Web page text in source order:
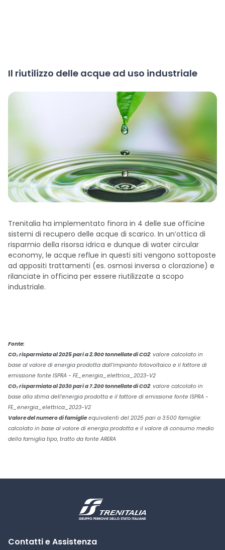
Il riutilizzo delle acque ad uso industriale
Trenitalia ha implementato finora in 4 delle sue officine
sistemi di recupero delle acque di scarico. In un’ottica di
risparmio della risorsa idrica e dunque di water circular
economy, le acque reflue in questi siti vengono sottoposte
ad appositi trattamenti (es. osmosi inversa o clorazione) e
rilanciate in officina per essere riutilizzate a scopo
industriale.
Fonte:
CO₂ risparmiata al 2025 pari a 2.900 tonnellate di CO2: valore calcolato in
base al valore di energia prodotta dall’impianto fotovoltaico e il fattore di
emissione fonte ISPRA - FE_energia_elettrica_2023-V2
CO₂ risparmiata al 2030 pari a 7.200 tonnellate di CO2: valore calcolato in
base alla stima dell’energia prodotta e il fattore di emissione fonte ISPRA -
FE_energia_elettrica_2023-V2
Valore del numero di famiglieequivalenti del 2025 pari a 3.500 famiglie:
calcolato in base al valore di energia prodotta e il valore di consumo medio
della famiglia tipo, tratto da fonte ARERA
Contatti e Assistenza